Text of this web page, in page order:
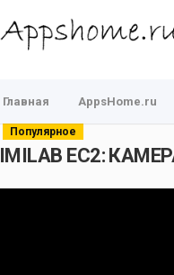
Главная AppsHome.ru
Популярное
IMILAB EC2: